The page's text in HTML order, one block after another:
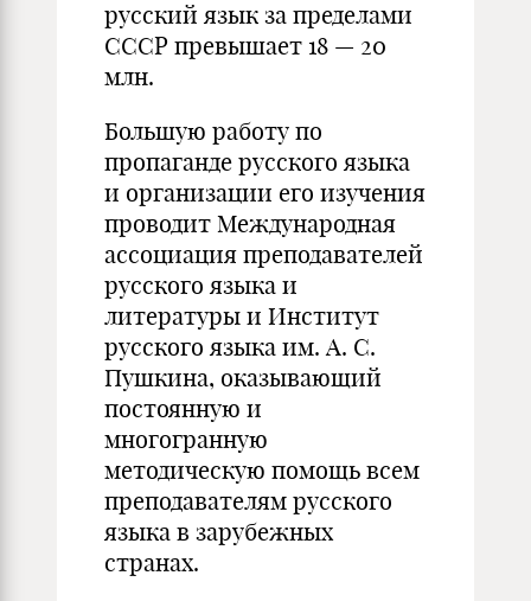
русский язык за пределами
СССР превышает 18 — 20
млн.
Большую работу по
пропаганде русского языка
и организации его изучения
проводит Международная
ассоциация преподавателей
русского языка и
литературы и Институт
русского языка им. А. С.
Пушкина, оказывающий
постоянную и
многогранную
методическую помощь всем
преподавателям русского
языка в зарубежных
странах.